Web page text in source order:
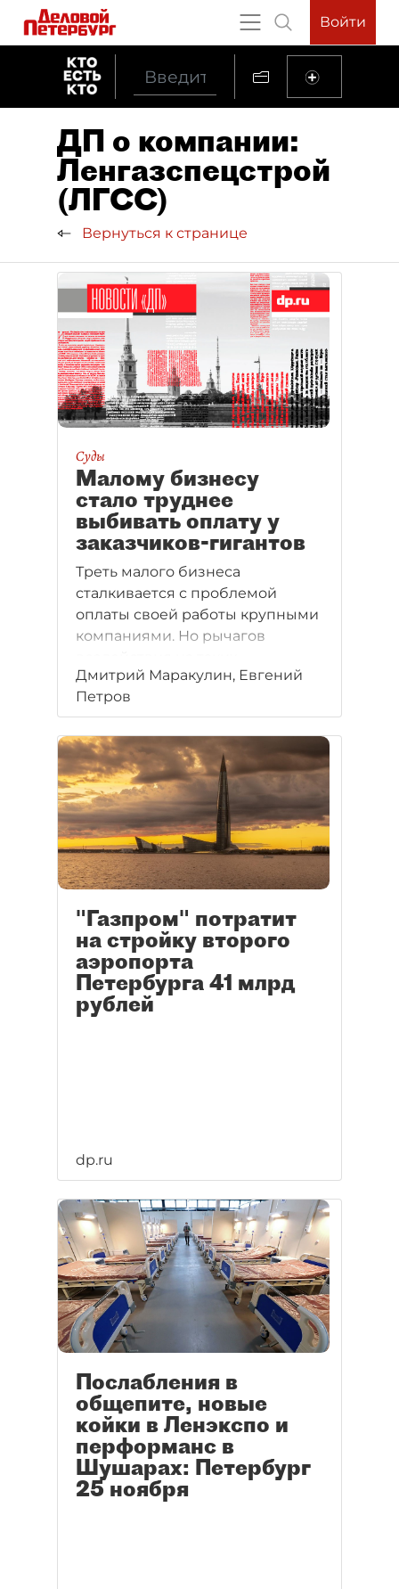
Войти
ДП о компании:
Ленгазспецстрой
(ЛГСС)
Вернуться к странице
Суды
Малому бизнесу
стало труднее
выбивать оплату у
заказчиков-гигантов
Треть малого бизнеса
сталкивается с проблемой
оплаты своей работы крупными
компаниями. Но рычагов
контрагентов почти нет.
Дмитрий Маракулин, Евгений
Петров
"Газпром" потратит
на стройку второго
аэропорта
Петербурга 41 млрд
рублей
dp.ru
Послабления в
общепите, новые
койки в Ленэкспо и
перформанс в
Шушарах: Петербург
25 ноября